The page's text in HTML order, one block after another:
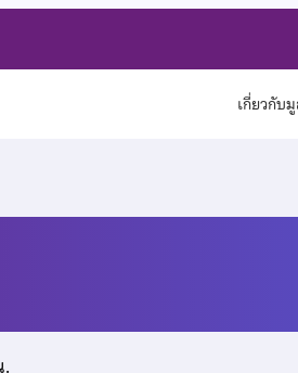
เกี่ยวกับ